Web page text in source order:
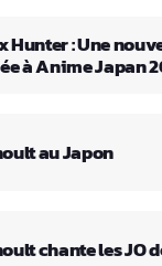
Hunter : Une
à Anime Japan
au Japon
chante les JO